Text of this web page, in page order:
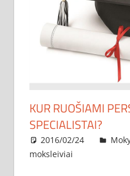
KUR RUOŠIAMI
SPECIALISTAI?
2016/02/24
moksleiviai